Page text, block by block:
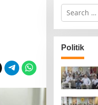
S
r
c
h
f
o
r
:
Politik